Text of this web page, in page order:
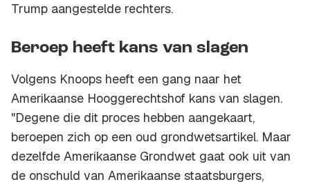
Trump aangestelde rechters.
Beroep heeft kans van slagen
Volgens Knoops heeft een gang naar het
Amerikaanse Hooggerechtshof kans van slagen.
"Degene die dit proces hebben aangekaart,
beroepen zich op een oud grondwetsartikel. Maar
dezelfde Amerikaanse Grondwet gaat ook uit van
de onschuld van Amerikaanse staatsburgers,